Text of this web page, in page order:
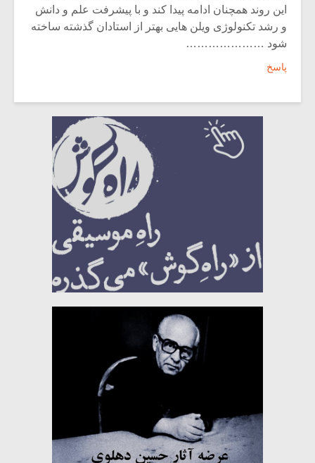
این روند همچنان ادامه پیدا کند و با پیشرفت علم و دانش
و رشد تکنولوژی ویلن هایی بهتر از استادان گذشته ساخته
شود …………………
پاسخ